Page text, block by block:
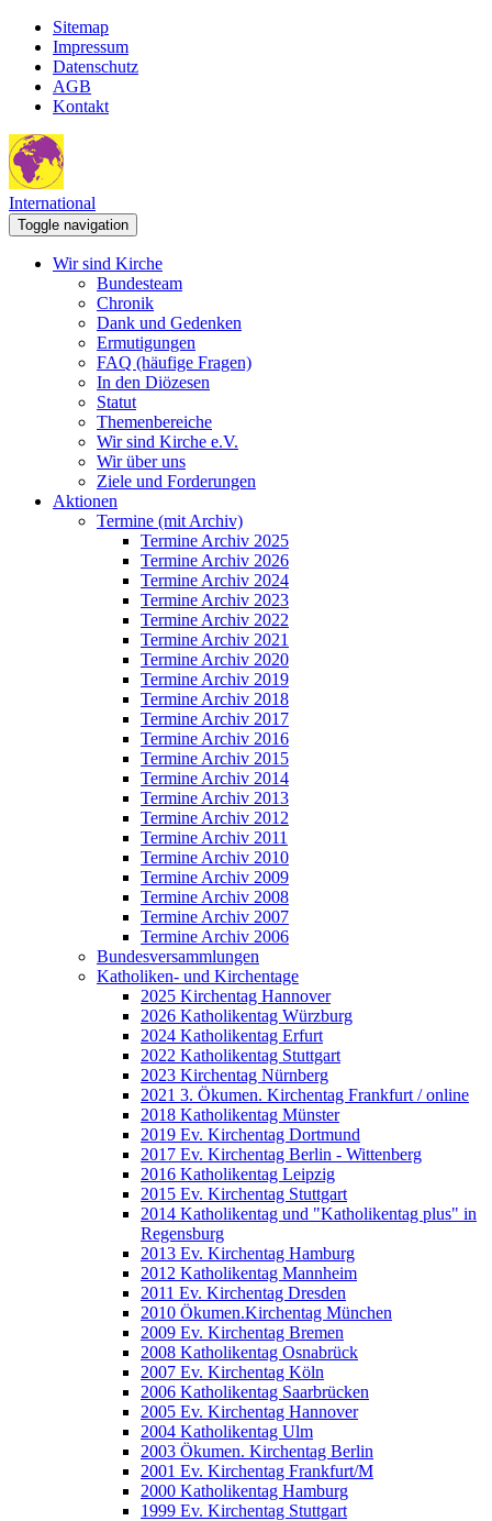
Sitemap
Impressum
Datenschutz
AGB
Kontakt
International
Toggle navigation
Wir sind Kirche
Bundesteam
Chronik
Dank und Gedenken
Ermutigungen
FAQ (häufige Fragen)
In den Diözesen
Statut
Themenbereiche
Wir sind Kirche e.V.
Wir über uns
Ziele und Forderungen
Aktionen
Termine (mit Archiv)
Termine Archiv 2025
Termine Archiv 2026
Termine Archiv 2024
Termine Archiv 2023
Termine Archiv 2022
Termine Archiv 2021
Termine Archiv 2020
Termine Archiv 2019
Termine Archiv 2018
Termine Archiv 2017
Termine Archiv 2016
Termine Archiv 2015
Termine Archiv 2014
Termine Archiv 2013
Termine Archiv 2012
Termine Archiv 2011
Termine Archiv 2010
Termine Archiv 2009
Termine Archiv 2008
Termine Archiv 2007
Termine Archiv 2006
Bundesversammlungen
Katholiken- und Kirchentage
2025 Kirchentag Hannover
2026 Katholikentag Würzburg
2024 Katholikentag Erfurt
2022 Katholikentag Stuttgart
2023 Kirchentag Nürnberg
2021 3. Ökumen. Kirchentag Frankfurt / online
2018 Katholikentag Münster
2019 Ev. Kirchentag Dortmund
2017 Ev. Kirchentag Berlin - Wittenberg
2016 Katholikentag Leipzig
2015 Ev. Kirchentag Stuttgart
2014 Katholikentag und "Katholikentag plus" in
Regensburg
2013 Ev. Kirchentag Hamburg
2012 Katholikentag Mannheim
2011 Ev. Kirchentag Dresden
2010 Ökumen.Kirchentag München
2009 Ev. Kirchentag Bremen
2008 Katholikentag Osnabrück
2007 Ev. Kirchentag Köln
2006 Katholikentag Saarbrücken
2005 Ev. Kirchentag Hannover
2004 Katholikentag Ulm
2003 Ökumen. Kirchentag Berlin
2001 Ev. Kirchentag Frankfurt/M
2000 Katholikentag Hamburg
1999 Ev. Kirchentag Stuttgart